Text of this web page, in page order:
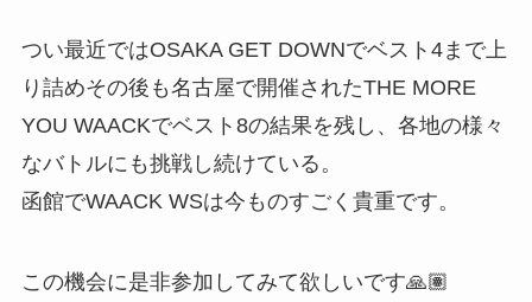
つい最近ではOSAKA GET DOWNでベスト4まで上
り詰めその後も名古屋で開催されたTHE MORE
YOU WAACKでベスト8の結果を残し、各地の様々
なバトルにも挑戦し続けている。
函館でWAACK WSは今ものすごく貴重です。
この機会に是非参加してみて欲しいです🙏🏽